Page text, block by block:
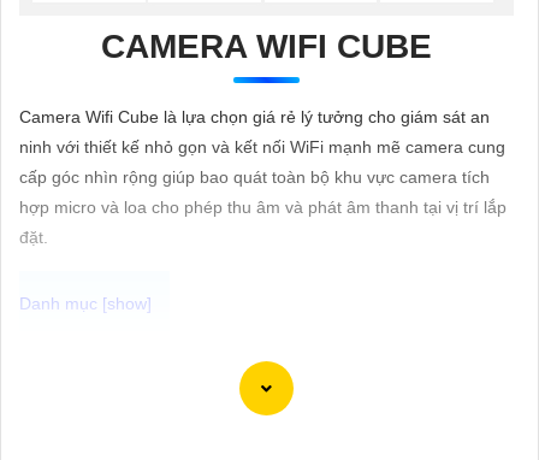
TƯ
VẤN
LẮP
ĐẶT
PHỤ
CAMERA WIFI CUBE
Camera Wifi Cube là lựa chọn giá rẻ lý tưởng cho giám sát an
ninh với thiết kế nhỏ gọn và kết nối WiFi mạnh mẽ camera cung
cấp góc nhìn rộng giúp bao quát toàn bộ khu vực camera tích
hợp micro và loa cho phép thu âm và phát âm thanh tại vị trí lắp
đặt.
Dạ chào anh/chị, dưới đây là tư vấn về một số điểm cần xem xét
khi lựa chọn và một số mẫu Camera Wifi Cube nhỏ gọn phổ biến